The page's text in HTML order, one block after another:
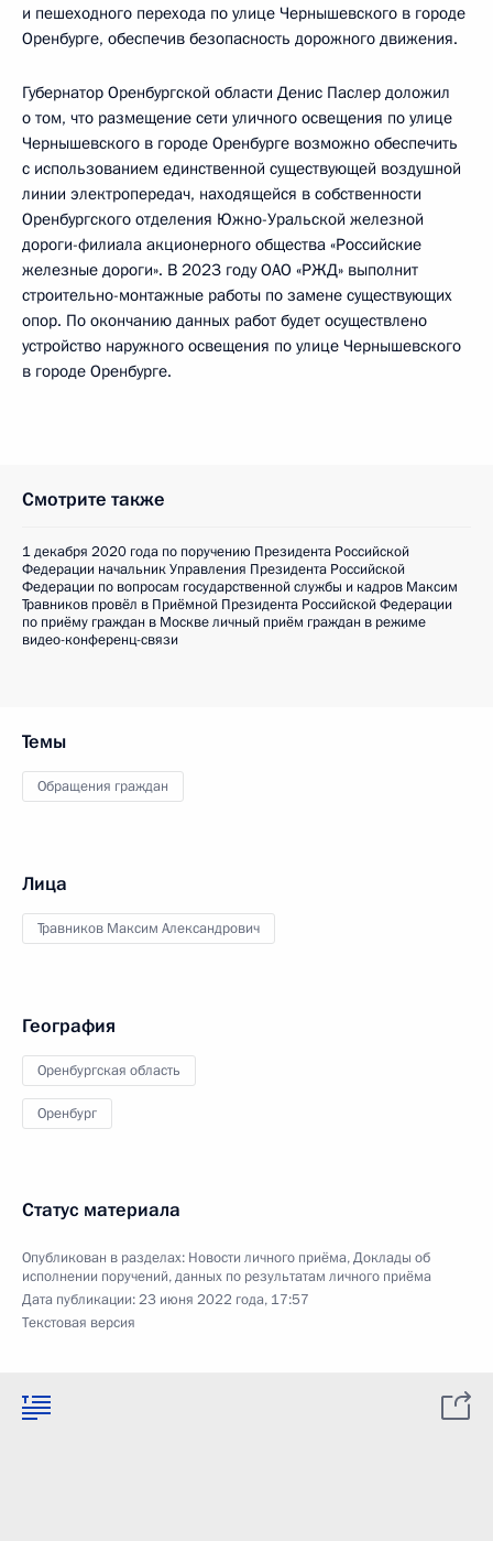
и пешеходного перехода по улице Чернышевского в городе
Оренбурге, обеспечив безопасность дорожного движения.
Губернатор Оренбургской области Денис Паслер доложил
о том, что размещение сети уличного освещения по улице
Чернышевского в городе Оренбурге возможно обеспечить
с использованием единственной существующей воздушной
линии электропередач, находящейся в собственности
Оренбургского отделения Южно-Уральской железной
дороги-филиала акционерного общества «Российские
железные дороги». В 2023 году ОАО «РЖД» выполнит
строительно-монтажные работы по замене существующих
опор. По окончанию данных работ будет осуществлено
устройство наружного освещения по улице Чернышевского
в городе Оренбурге.
Смотрите также
1 декабря 2020 года по поручению Президента Российской
Федерации начальник Управления Президента Российской
Федерации по вопросам государственной службы и кадров Максим
Травников провёл в Приёмной Президента Российской Федерации
по приёму граждан в Москве личный приём граждан в режиме
видео-конференц-связи
Темы
Обращения граждан
Лица
Травников Максим Александрович
География
Оренбургская область
Оренбург
Статус материала
Опубликован в разделах: Новости личного приёма,Доклады об
исполнении поручений, данных по результатам личного приёма
Дата публикации:23 июня 2022 года, 17:57
Текстовая версия